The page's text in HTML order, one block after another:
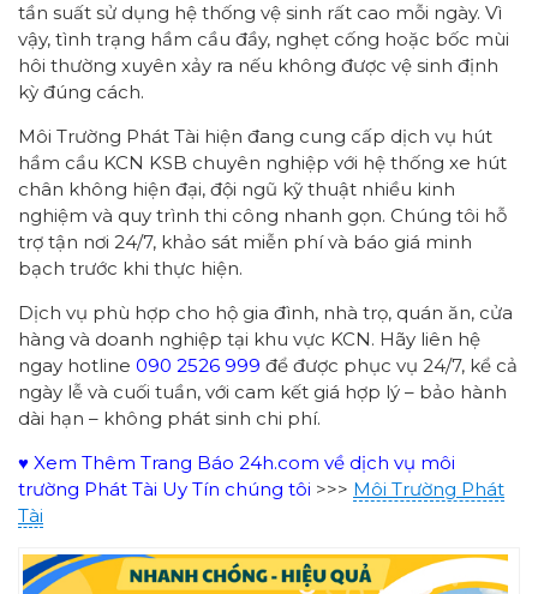
tần suất sử dụng hệ thống vệ sinh rất cao mỗi ngày. Vì
vậy, tình trạng hầm cầu đầy, nghẹt cống hoặc bốc mùi
hôi thường xuyên xảy ra nếu không được vệ sinh định
kỳ đúng cách.
Môi Trường Phát Tài hiện đang cung cấp dịch vụ hút
hầm cầu KCN KSB chuyên nghiệp với hệ thống xe hút
chân không hiện đại, đội ngũ kỹ thuật nhiều kinh
nghiệm và quy trình thi công nhanh gọn. Chúng tôi hỗ
trợ tận nơi 24/7, khảo sát miễn phí và báo giá minh
bạch trước khi thực hiện.
Dịch vụ phù hợp cho hộ gia đình, nhà trọ, quán ăn, cửa
hàng và doanh nghiệp tại khu vực KCN. Hãy liên hệ
ngay hotline 090 2526 999 để được phục vụ 24/7, kể cả
ngày lễ và cuối tuần, với cam kết giá hợp lý – bảo hành
dài hạn – không phát sinh chi phí.
♥ Xem Thêm Trang Báo 24h.com về dịch vụ môi
trường Phát Tài Uy Tín chúng tôi >>> Môi Trường Phát
Tài